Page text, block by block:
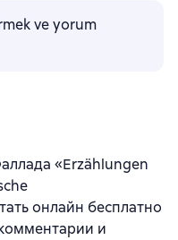
ve yorum
«Erzählungen
онлайн бесплатно
и